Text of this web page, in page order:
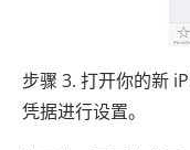
步骤 3. 打开你的新
凭据进行设置。